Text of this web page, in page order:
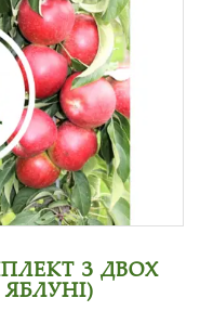
З ДВОХ